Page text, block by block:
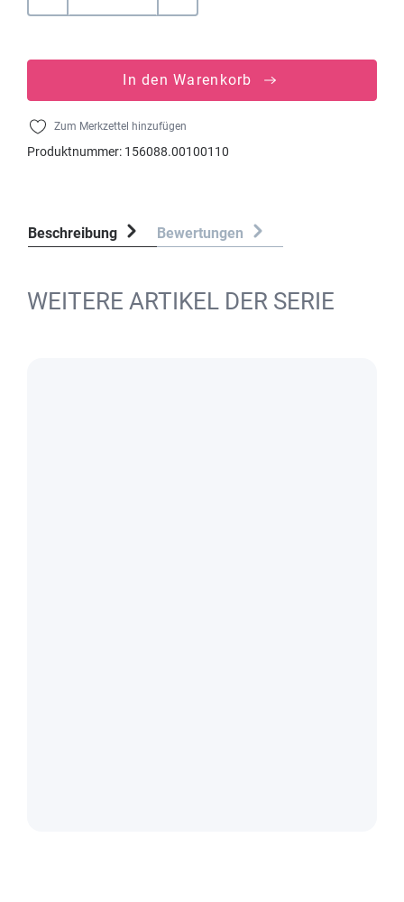
In den Warenkorb
Zum Merkzettel hinzufügen
Produktnummer: 156088.00100110
Beschreibung Bewertungen
WEITERE ARTIKEL DER SERIE